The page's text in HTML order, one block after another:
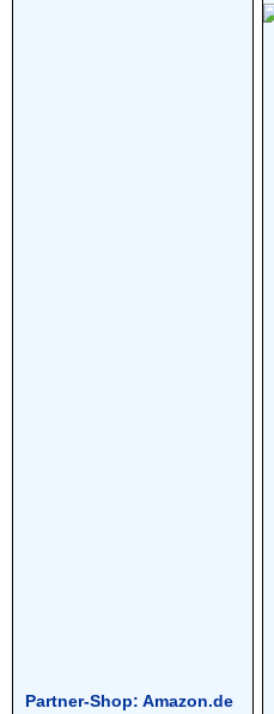
Partner-Shop: Amazon.de